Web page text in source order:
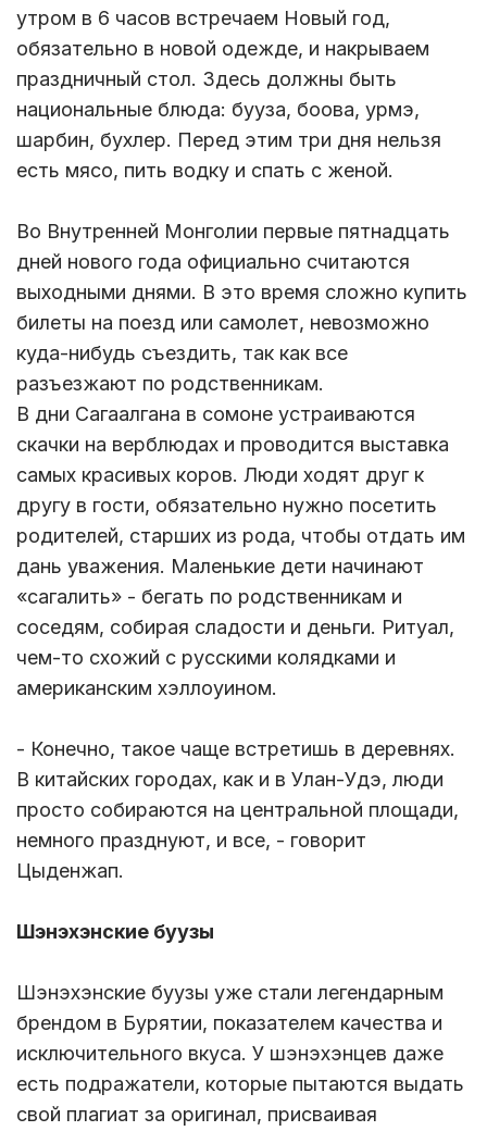
утром в 6 часов встречаем Новый год,
обязательно в новой одежде, и накрываем
праздничный стол. Здесь должны быть
национальные блюда: бууза, боова, урмэ,
шарбин, бухлер. Перед этим три дня нельзя
есть мясо, пить водку и спать с женой.
Во Внутренней Монголии первые пятнадцать
дней нового года официально считаются
выходными днями. В это время сложно купить
билеты на поезд или самолет, невозможно
куда-нибудь съездить, так как все
разъезжают по родственникам.
В дни Сагаалгана в сомоне устраиваются
скачки на верблюдах и проводится выставка
самых красивых коров. Люди ходят друг к
другу в гости, обязательно нужно посетить
родителей, старших из рода, чтобы отдать им
дань уважения. Маленькие дети начинают
«сагалить» - бегать по родственникам и
соседям, собирая сладости и деньги. Ритуал,
чем-то схожий с русскими колядками и
американским хэллоуином.
- Конечно, такое чаще встретишь в деревнях.
В китайских городах, как и в Улан-Удэ, люди
просто собираются на центральной площади,
немного празднуют, и все, - говорит
Цыденжап.
Шэнэхэнские буузы
Шэнэхэнские буузы уже стали легендарным
брендом в Бурятии, показателем качества и
исключительного вкуса. У шэнэхэнцев даже
есть подражатели, которые пытаются выдать
свой плагиат за оригинал, присваивая